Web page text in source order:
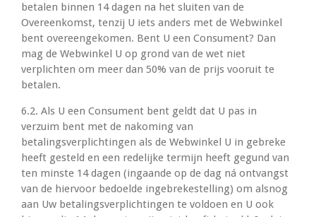
betalen binnen 14 dagen na het sluiten van de
Overeenkomst, tenzij U iets anders met de Webwinkel
bent overeengekomen. Bent U een Consument? Dan
mag de Webwinkel U op grond van de wet niet
verplichten om meer dan 50% van de prijs vooruit te
betalen.
6.2. Als U een Consument bent geldt dat U pas in
verzuim bent met de nakoming van
betalingsverplichtingen als de Webwinkel U in gebreke
heeft gesteld en een redelijke termijn heeft gegund van
ten minste 14 dagen (ingaande op de dag ná ontvangst
van de hiervoor bedoelde ingebrekestelling) om alsnog
aan Uw betalingsverplichtingen te voldoen en U ook